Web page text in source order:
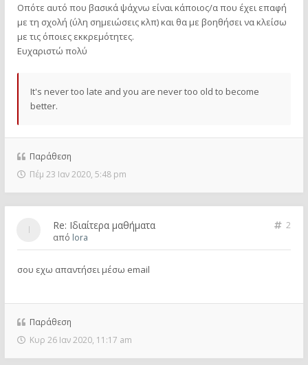
Οπότε αυτό που βασικά ψάχνω είναι κάποιος/α που έχει επαφή
με τη σχολή (ύλη σημειώσεις κλπ) και θα με βοηθήσει να κλείσω
με τις όποιες εκκρεμότητες.
Ευχαριστώ πολύ
It's never too late and you are never too old to become
better.
Παράθεση
Πέμ 23 Ιαν 2020, 5:48 pm
Re: Ιδιαίτερα μαθήματα
2
από lora
σου εχω απαντήσει μέσω email
Παράθεση
Κυρ 26 Ιαν 2020, 11:17 am